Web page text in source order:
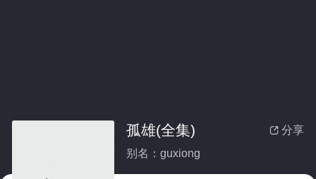
 分享
孤雄(全集)
别名：guxiong